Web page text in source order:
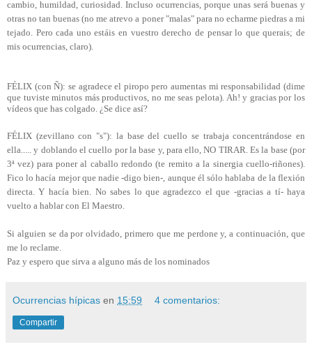
cambio, humildad, curiosidad. Incluso ocurrencias, porque unas será buenas y
otras no tan buenas (no me atrevo a poner "malas" para no echarme piedras a mi
tejado. Pero cada uno estáis en vuestro derecho de pensar lo que querais; de
mis ocurrencias, claro).
FÉLIX (con Ñ): se agradece el piropo pero aumentas mi responsabilidad (dime
que tuviste minutos más productivos, no me seas pelota). Ah! y gracias por los
vídeos que has colgado. ¿Se dice así?
FÉLIX (zevillano con "s"): la base del cuello se trabaja concentrándose en
ella..... y doblando el cuello por la base y, para ello, NO TIRAR. Es la base (por
3ª vez) para poner al caballo redondo (te remito a la sinergia cuello-riñones).
Fico lo hacía mejor que nadie -digo bien-, aunque él sólo hablaba de la flexión
directa. Y hacía bien. No sabes lo que agradezco el que -gracias a tí- haya
vuelto a hablar con El Maestro.
Si alguien se da por olvidado, primero que me perdone y, a continuación, que
me lo reclame.
Paz y espero que sirva a alguno más de los nominados
Ocurrencias hípicas en 15:59 4 comentarios:
Compartir